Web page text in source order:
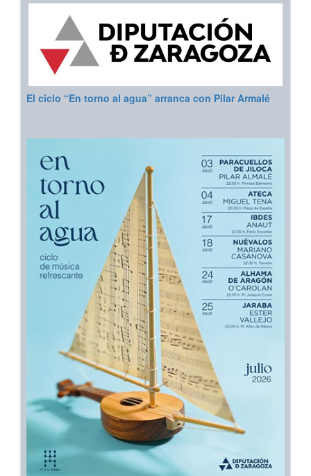
El ciclo “En torno al agua” arranca con Pilar Armalé